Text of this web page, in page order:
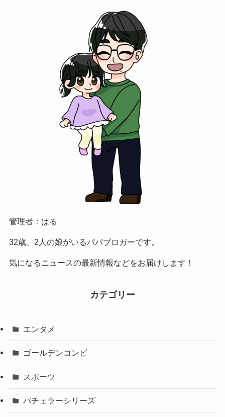
管理者：はる
32歳、2人の娘がいるパパブロガーです。
気になるニュースの最新情報などをお届けします！
カテゴリー
エンタメ
ゴールデンコンビ
スポーツ
バチェラーシリーズ